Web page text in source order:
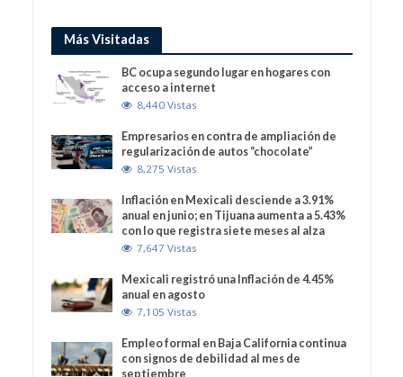
Más Visitadas
BC ocupa segundo lugar en hogares con
acceso a internet
8,440 Vistas
Empresarios en contra de ampliación de
regularización de autos “chocolate”
8,275 Vistas
Inflación en Mexicali desciende a 3.91%
anual en junio; en Tijuana aumenta a 5.43%
con lo que registra siete meses al alza
7,647 Vistas
Mexicali registró una Inflación de 4.45%
anual en agosto
7,105 Vistas
Empleo formal en Baja California continua
con signos de debilidad al mes de
septiembre